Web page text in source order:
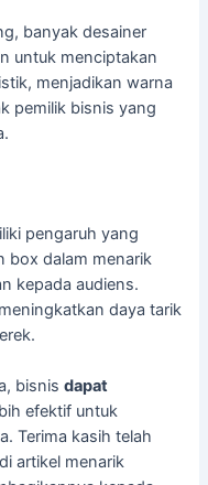
banyak desainer
untuk menciptakan
menjadikan warna
pemilik bisnis yang
pengaruh yang
box dalam menarik
kepada audiens.
daya tarik
bisnisdapat
efektif untuk
Terima kasih telah
artikel menarik